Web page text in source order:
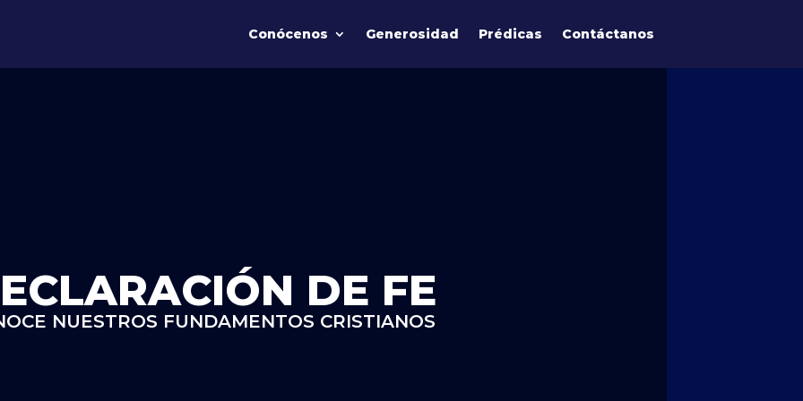
Conócenos Generosidad Prédicas Contáctanos
DE FE
NUESTROS FUNDAMENTOS CRISTIANOS